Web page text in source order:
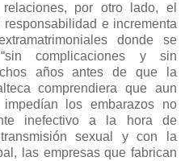
por otro lado, el
e incrementa
donde se
complicaciones y sin
años antes de que la
comprendiera que aun
los embarazos no
inefectivo a la hora de
sexual y con la
las empresas que fabrican